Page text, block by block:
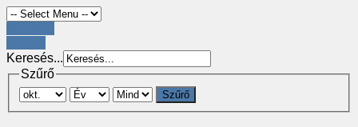
Keresés...
Szűrő
Szűrő